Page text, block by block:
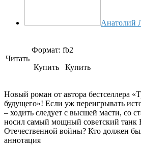
Анатолий
Читать
Формат: fb2
Купить Купить
Новый роман от автора бестселлера
будущего»! Если уж переигрывать
– ходить следует с высшей масти, со
носил самый мощный советский танк
Отечественной войны? Кто должен
аннотация